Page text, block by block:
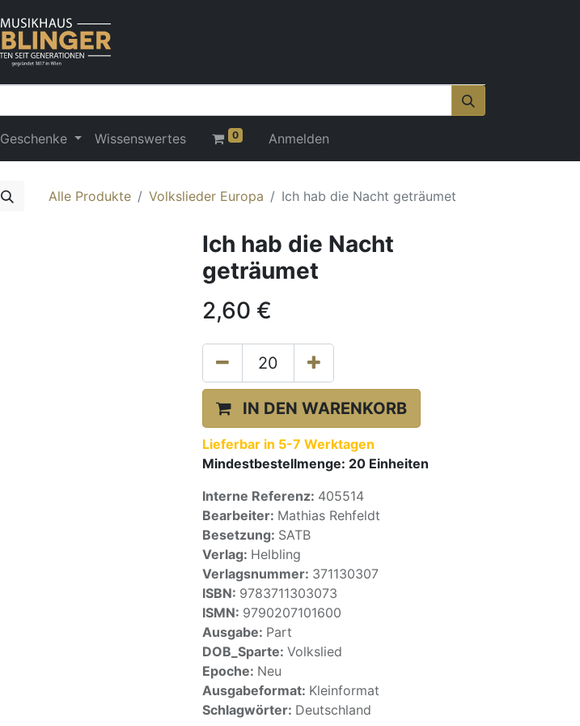
Geschenke Wissenswertes 0 Anmelden
Alle Produkte Volkslieder Europa Ich hab die Nacht geträumet
Ich hab die Nacht
geträumet
2,60 €
IN DEN WARENKORB
Lieferbar in 5-7 Werktagen
Mindestbestellmenge: 20 Einheiten
Interne Referenz: 405514
Bearbeiter: Mathias Rehfeldt
Besetzung: SATB
Verlag: Helbling
Verlagsnummer: 371130307
ISBN: 9783711303073
ISMN: 9790207101600
Ausgabe: Part
DOB_Sparte: Volkslied
Epoche: Neu
Ausgabeformat: Kleinformat
Schlagwörter: Deutschland